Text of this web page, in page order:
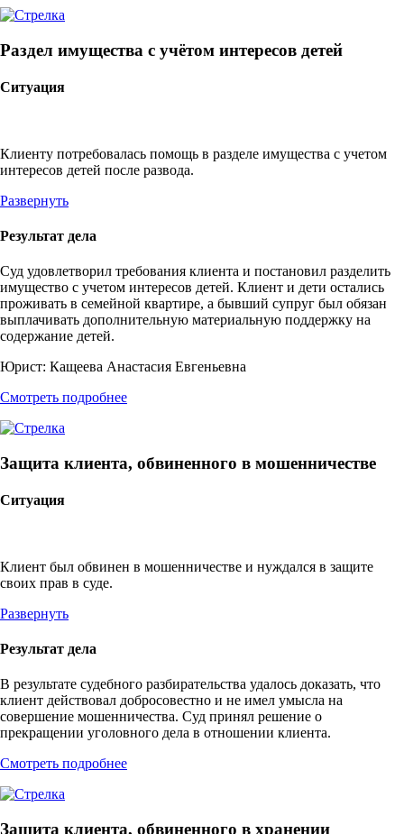
Раздел имущества с учётом интересов детей
Ситуация
Клиенту потребовалась помощь в разделе имущества с учетом
интересов детей после развода.
Развернуть
Результат дела
Суд удовлетворил требования клиента и постановил разделить
имущество с учетом интересов детей. Клиент и дети остались
проживать в семейной квартире, а бывший супруг был обязан
выплачивать дополнительную материальную поддержку на
содержание детей.
Юрист: Кащеева Анастасия Евгеньевна
Смотреть подробнее
Защита клиента, обвиненного в мошенничестве
Ситуация
Клиент был обвинен в мошенничестве и нуждался в защите
своих прав в суде.
Развернуть
Результат дела
В результате судебного разбирательства удалось доказать, что
клиент действовал добросовестно и не имел умысла на
совершение мошенничества. Суд принял решение о
прекращении уголовного дела в отношении клиента.
Смотреть подробнее
Защита клиента, обвиненного в хранении